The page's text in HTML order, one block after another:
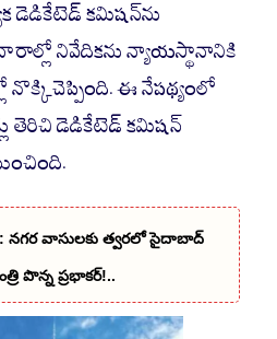
డెడికేటెడ్‌ కమిషన్‌ను
నివేదికను న్యాయస్థానానికి
నొక్కిచెప్పింది. ఈ నేపథ్యంలో
తెరిచి డెడికేటెడ్‌ కమిషన్‌
: నగర వాసులకు త్వరలో సైదాబాద్
పొన్న ప్రభాకర్!..